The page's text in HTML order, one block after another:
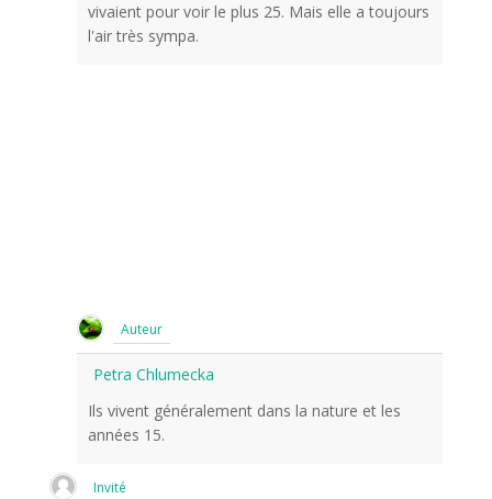
vivaient pour voir le plus 25. Mais elle a toujours
l'air très sympa.
Auteur
Petra Chlumecka
Ils vivent généralement dans la nature et les
années 15.
Invité